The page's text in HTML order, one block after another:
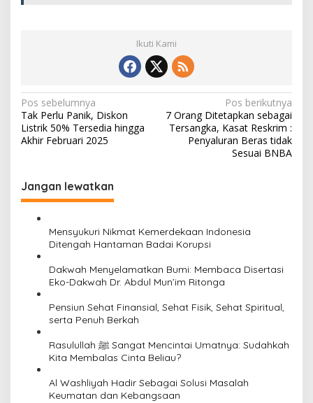
Ikuti Kami
Navigasi
pos
Pos sebelumnya
Tak Perlu Panik, Diskon
Listrik 50% Tersedia hingga
Akhir Februari 2025
Pos berikutnya
7 Orang Ditetapkan sebagai
Tersangka, Kasat Reskrim :
Penyaluran Beras tidak
Sesuai BNBA
Jangan lewatkan
Mensyukuri Nikmat Kemerdekaan Indonesia
Ditengah Hantaman Badai Korupsi
Dakwah Menyelamatkan Bumi: Membaca Disertasi
Eko-Dakwah Dr. Abdul Mun’im Ritonga
Pensiun Sehat Finansial, Sehat Fisik, Sehat Spiritual,
serta Penuh Berkah
Rasulullah ﷺ Sangat Mencintai Umatnya: Sudahkah
Kita Membalas Cinta Beliau?
Al Washliyah Hadir Sebagai Solusi Masalah
Keumatan dan Kebangsaan